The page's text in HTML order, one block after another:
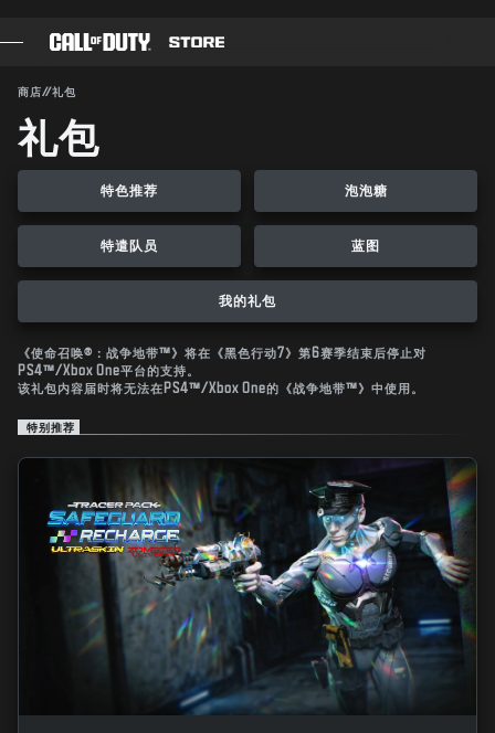
游戏
战斗通行证
使命召唤点数
COMBAT BUILDS
游戏
商店//礼包
礼包
特色推荐 泡泡糖
特遣队员 蓝图
我的礼包
《使命召唤®：战争地带™》将在《黑色行动7》第6赛季结束后停止对
PS4™/Xbox One平台的支持。
该礼包内容届时将无法在PS4™/Xbox One的《战争地带™》中使用。
特别推荐